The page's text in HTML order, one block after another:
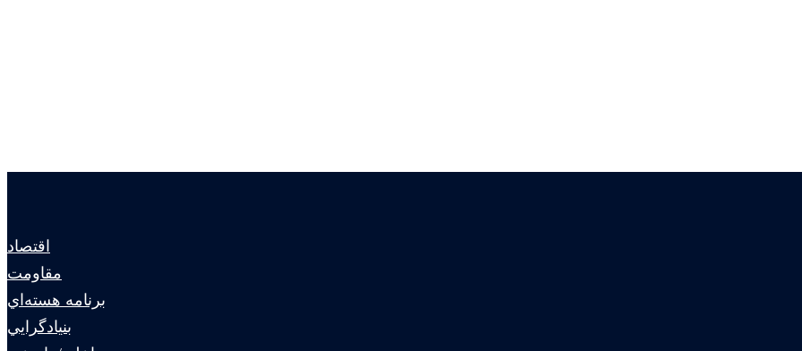
اقتصاد
مقاومت
برنامه هسته‌اي
بنيادگرايي